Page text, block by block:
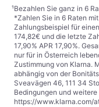
¹Bezahlen Sie ganz in 6
*Zahlen Sie in 6 Raten
Zahlungsbeispiel für
174,82€ und die letzte
17,90% APR 17,90%.
nur für in Österreich
Zustimmung von Klarna.
abhängig von der
Sveavägen 46, 111 34
Bedingungen und
https://www.klarna.com/